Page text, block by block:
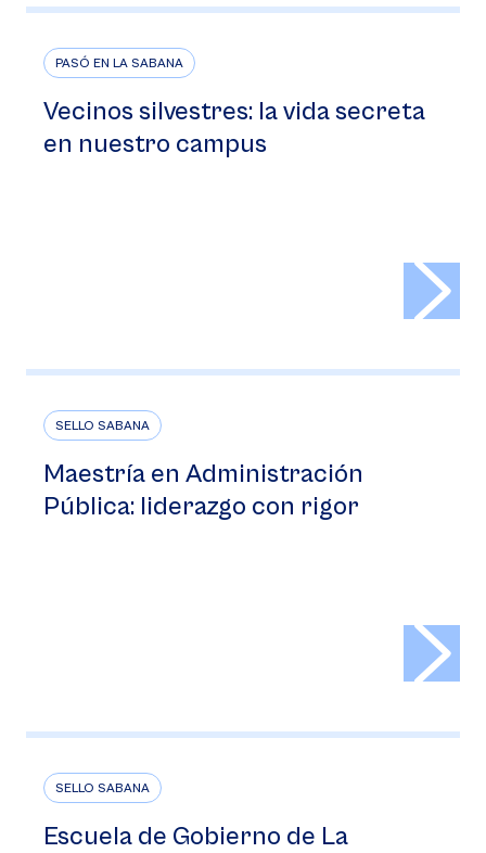
PASÓ EN LA SABANA
Vecinos silvestres: la vida secreta
en nuestro campus
SELLO SABANA
Maestría en Administración
Pública: liderazgo con rigor
SELLO SABANA
Escuela de Gobierno de La